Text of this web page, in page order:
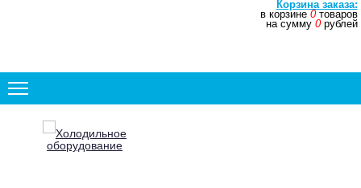
Корзина заказа:
в корзине 0товаров
на сумму 0рублей
Холодильное
оборудование